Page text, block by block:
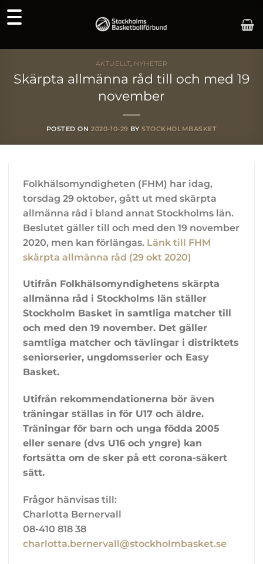
Skip
to
AKTUELLT, NYHETER
Skärpta allmänna råd till och med 19
november
POSTED ON2020-10-29 BYSTOCKHOLMBASKET
Folkhälsomyndigheten (FHM) har idag,
torsdag 29 oktober, gått ut med skärpta
allmänna råd i bland annat Stockholms län.
Beslutet gäller till och med den 19 november
2020, men kan förlängas. Länk till FHM
skärpta allmänna råd (29 okt 2020)
Utifrån Folkhälsomyndighetens skärpta
allmänna råd i Stockholms län ställer
Stockholm Basket in samtliga matcher till
och med den 19 november. Det gäller
samtliga matcher och tävlingar i distriktets
seniorserier, ungdomsserier och Easy
Basket.
Utifrån rekommendationerna bör även
träningar ställas in för U17 och äldre.
Träningar för barn och unga födda 2005
eller senare (dvs U16 och yngre) kan
fortsätta om de sker på ett corona-säkert
sätt.
Frågor hänvisas till:
Charlotta Bernervall
08-410 818 38
charlotta.bernervall@stockholmbasket.se